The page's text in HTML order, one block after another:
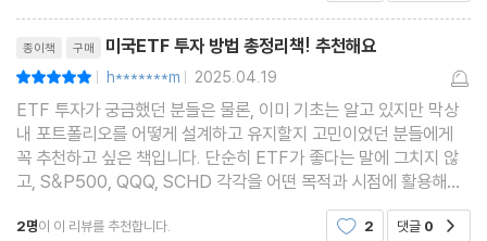
03 연금계좌 2개로 세금 아끼는 법
04 환율과 주식의 상관관계 이해하기
05 내 집 마련 계획 중인 2030 신혼부부의 재테크 방법
06 대출 상환이냐, 주식투자냐? 둘 다 잡는 황금 비율
07 미성년 자녀 및 부부 증여에 관한 절세 꿀팁
08 미국 지수 투자로 더 많은 수익을 내고 싶다면?
09 절대 손해 보지 않는 자산 배분 전략
종이책 구매 미국ETF 투자 방법 총정리책! 추천해요
| h*******m | 2025.04.19
ETF 투자가 궁금했던 분들은 물론, 이미 기초는 알고 있지만 막상
내 포트폴리오를 어떻게 설계하고 유지할지 고민이었던 분들에게
꼭 추천하고 싶은 책입니다. 단순히 ETF가 좋다는 말에 그치지 않
고, S&P500, QQQ, SCHD 각각을 어떤 목적과 시점에 활용해야
할지 구체적인 전략을 제시합니다. ‘직장인의 자산 곡선’이라는 개념
도 인상 깊었습니다. 자산이 어떻게 흘러가는지를 시각화
2명이 이 리뷰를 추천합니다. 2 댓글 0